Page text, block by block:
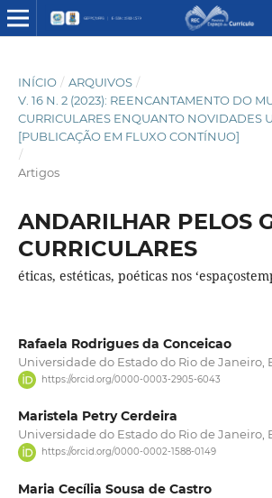
INÍCIO / ARQUIVOS /
V. 16 N. 2 (2023): REENCANTAMENTO DO
CURRICULARES ENQUANTO NOVIDADES
[PUBLICAÇÃO EM FLUXO CONTÍNUO]
/
Artigos
ANDARILHAR PELOS
CURRICULARES
éticas, estéticas, poéticas nos
Rafaela Rodrigues da Conceicao
Universidade do Estado do Rio de Janeiro,
https://orcid.org/0000-0003-2905-6043
Maristela Petry Cerdeira
Universidade do Estado do Rio de Janeiro,
https://orcid.org/0000-0002-1588-0149
Maria Cecília Sousa de Castro